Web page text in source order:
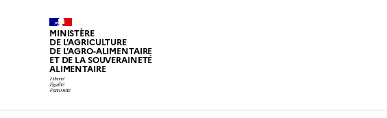
MINISTÈRE
DE L'AGRICULTURE
DE L'AGRO-ALIMENTAIRE
ET DE LA SOUVERAINETÉ
ALIMENTAIRE